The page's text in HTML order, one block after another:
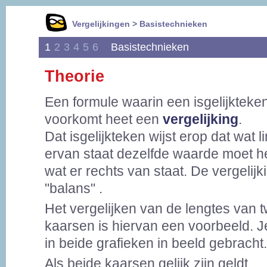
Vergelijkingen > Basistechnieken
1 2 3 4 5 6 Basistechnieken
Theorie
Een formule waarin een
voorkomt heet een vergelijking.
Dat isgelijkteken wijst erop dat wat
ervan staat dezelfde waarde moet
wat er rechts van staat. De
"balans" .
Het vergelijken van de lengtes van
kaarsen is hiervan een voorbeeld.
in beide grafieken in beeld gebracht.
Als beide kaarsen gelijk zijn geldt